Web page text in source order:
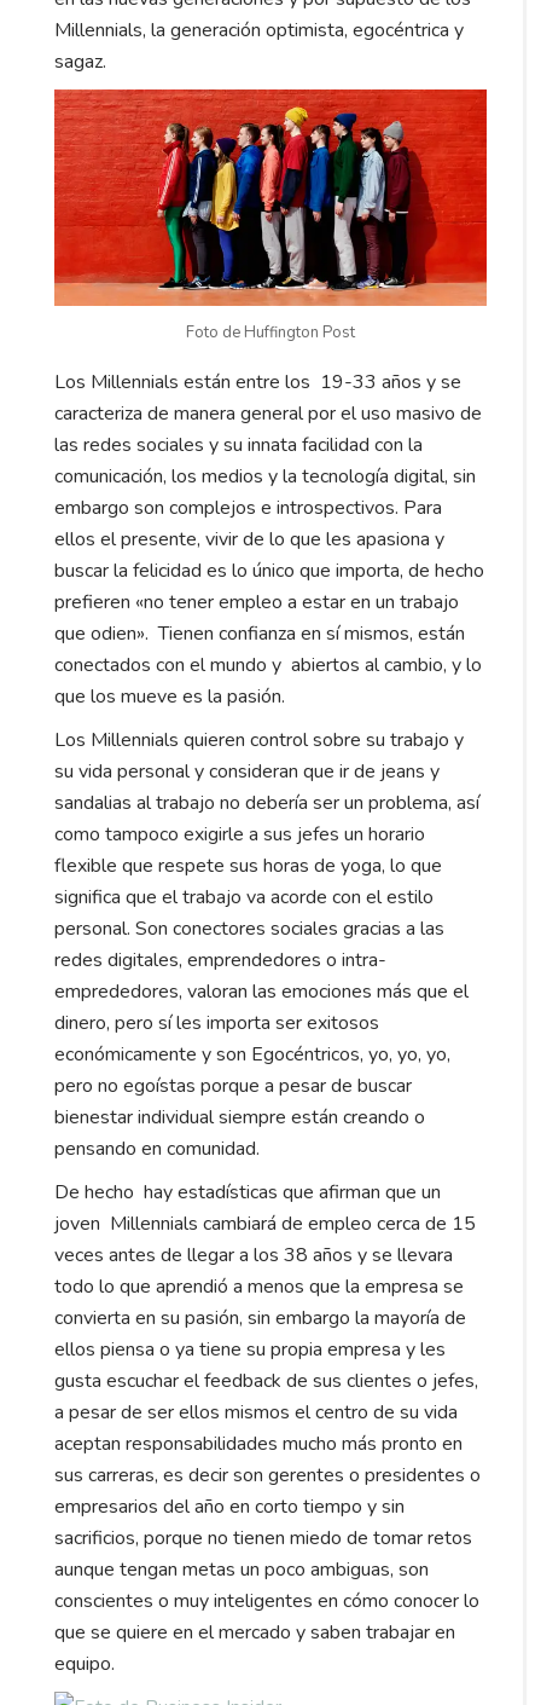
Millennials, la generación optimista, egocéntrica y
sagaz.
Foto de Huffington Post
Los Millennials están entre los 19-33 años y se
caracteriza de manera general por el uso masivo de
las redes sociales y su innata facilidad con la
comunicación, los medios y la tecnología digital, sin
embargo son complejos e introspectivos. Para
ellos el presente, vivir de lo que les apasiona y
buscar la felicidad es lo único que importa, de hecho
prefieren «no tener empleo a estar en un trabajo
que odien». Tienen confianza en sí mismos, están
conectados con el mundo y abiertos al cambio, y lo
que los mueve es la pasión.
Los Millennials quieren control sobre su trabajo y
su vida personal y consideran que ir de jeans y
sandalias al trabajo no debería ser un problema, así
como tampoco exigirle a sus jefes un horario
flexible que respete sus horas de yoga, lo que
significa que el trabajo va acorde con el estilo
personal. Son conectores sociales gracias a las
redes digitales, emprendedores o intra-
emprededores, valoran las emociones más que el
dinero, pero sí les importa ser exitosos
económicamente y son Egocéntricos, yo, yo, yo,
pero no egoístas porque a pesar de buscar
bienestar individual siempre están creando o
pensando en comunidad.
De hecho hay estadísticas que afirman que un
joven Millennials cambiará de empleo cerca de 15
veces antes de llegar a los 38 años y se llevara
todo lo que aprendió a menos que la empresa se
convierta en su pasión, sin embargo la mayoría de
ellos piensa o ya tiene su propia empresa y les
gusta escuchar el feedback de sus clientes o jefes,
a pesar de ser ellos mismos el centro de su vida
aceptan responsabilidades mucho más pronto en
sus carreras, es decir son gerentes o presidentes o
empresarios del año en corto tiempo y sin
sacrificios, porque no tienen miedo de tomar retos
aunque tengan metas un poco ambiguas, son
conscientes o muy inteligentes en cómo conocer lo
que se quiere en el mercado y saben trabajar en
equipo.